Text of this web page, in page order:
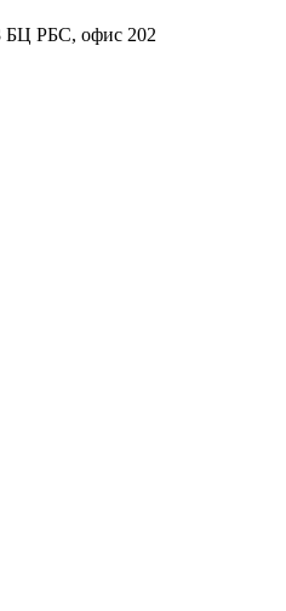
БЦ РБС, офис 202